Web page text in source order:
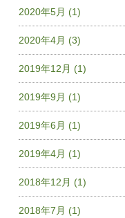
2020年5月 (1)
2020年4月 (3)
2019年12月 (1)
2019年9月 (1)
2019年6月 (1)
2019年4月 (1)
2018年12月 (1)
2018年7月 (1)